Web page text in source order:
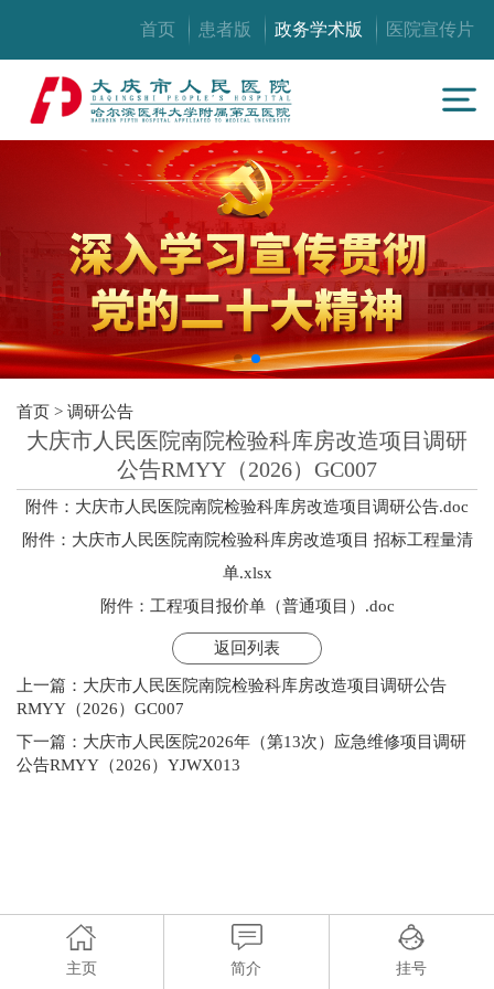
首页 患者版 政务学术版 医院宣传片
首页 >调研公告
大庆市人民医院南院检验科库房改造项目调研
公告RMYY（2026）GC007
附件：大庆市人民医院南院检验科库房改造项目调研公告.doc
附件：大庆市人民医院南院检验科库房改造项目 招标工程量清
单.xlsx
附件：工程项目报价单（普通项目）.doc
返回列表
上一篇： 大庆市人民医院南院检验科库房改造项目调研公告
RMYY（2026）GC007
下一篇： 大庆市人民医院2026年（第13次）应急维修项目调研
公告RMYY（2026）YJWX013
主页 简介 挂号